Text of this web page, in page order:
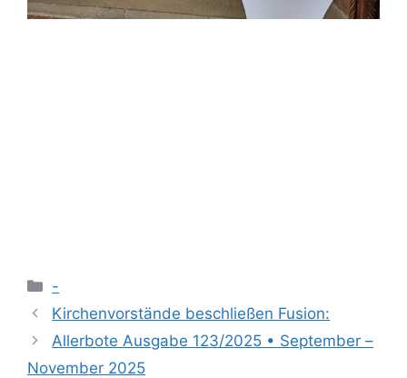
Kategorien
-
Kirchen­vorstände beschließen Fusion:
Allerbote Ausgabe 123/2025 • September –
November 2025